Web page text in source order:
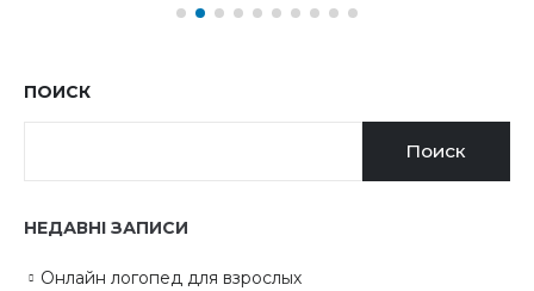
ПОИСК
Поиск
НЕДАВНІ ЗАПИСИ
Онлайн логопед для взрослых